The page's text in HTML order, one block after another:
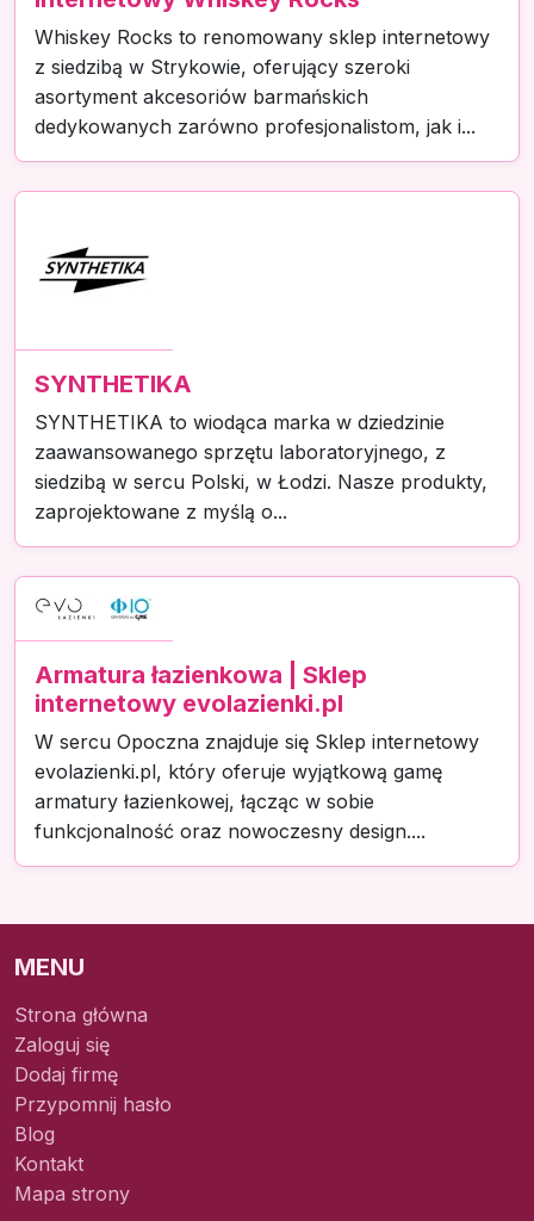
Whiskey Rocks to renomowany sklep internetowy
z siedzibą w Strykowie, oferujący szeroki
asortyment akcesoriów barmańskich
dedykowanych zarówno profesjonalistom, jak i...
SYNTHETIKA
SYNTHETIKA to wiodąca marka w dziedzinie
zaawansowanego sprzętu laboratoryjnego, z
siedzibą w sercu Polski, w Łodzi. Nasze produkty,
zaprojektowane z myślą o...
Armatura łazienkowa | Sklep
internetowy evolazienki.pl
W sercu Opoczna znajduje się Sklep internetowy
evolazienki.pl, który oferuje wyjątkową gamę
armatury łazienkowej, łącząc w sobie
funkcjonalność oraz nowoczesny design....
MENU
Strona główna
Zaloguj się
Dodaj firmę
Przypomnij hasło
Blog
Kontakt
Mapa strony